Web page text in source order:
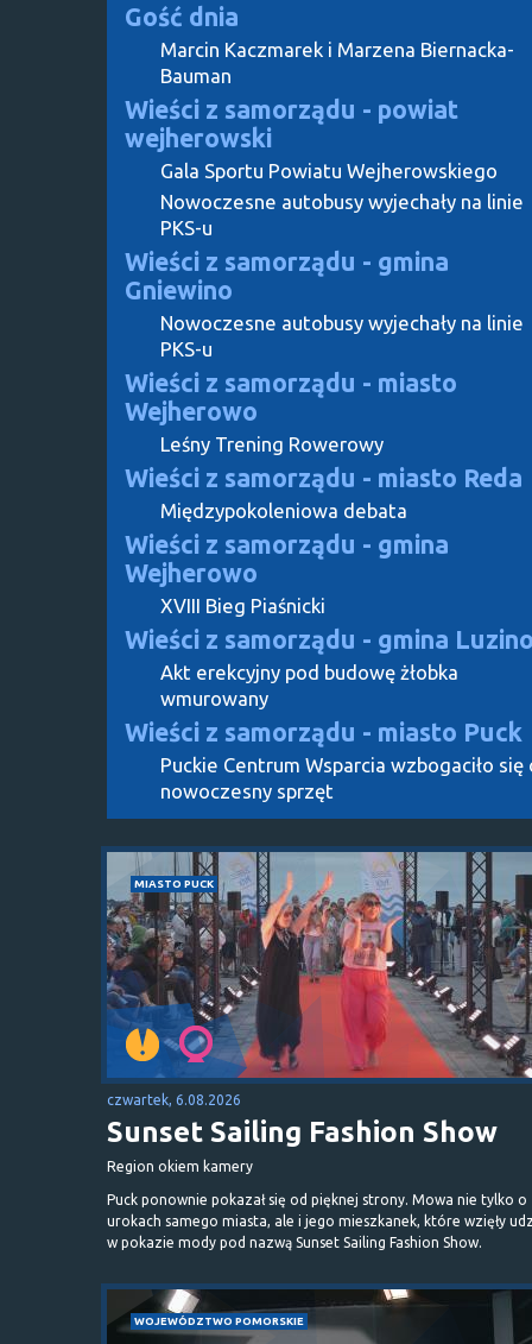
Gość dnia
Marcin Kaczmarek i Marzena Biernacka-
Bauman
Wieści z samorządu - powiat
wejherowski
Gala Sportu Powiatu Wejherowskiego
Nowoczesne autobusy wyjechały na linie
PKS-u
Wieści z samorządu - gmina
Gniewino
Nowoczesne autobusy wyjechały na linie
PKS-u
Wieści z samorządu - miasto
Wejherowo
Leśny Trening Rowerowy
Wieści z samorządu - miasto Reda
Międzypokoleniowa debata
Wieści z samorządu - gmina
Wejherowo
XVIII Bieg Piaśnicki
Wieści z samorządu - gmina
Akt erekcyjny pod budowę żłobka
wmurowany
Wieści z samorządu - miasto Puck
Puckie Centrum Wsparcia wzbogaciło się
nowoczesny sprzęt
MIASTO PUCK
czwartek, 6.08.2026
Sunset Sailing Fashion Show
Region okiem kamery
Puck ponownie pokazał się od pięknej strony. Mowa nie tylko o
urokach samego miasta, ale i jego mieszkanek, które wzięły
w pokazie mody pod nazwą Sunset Sailing Fashion Show.
WOJEWÓDZTWO POMORSKIE